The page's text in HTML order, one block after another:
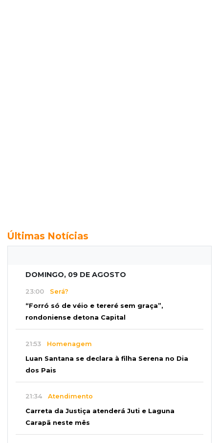
Últimas Notícias
DOMINGO, 09 DE AGOSTO
23:00 Será?
“Forró só de véio e tereré sem graça”,
rondoniense detona Capital
21:53 Homenagem
Luan Santana se declara à filha Serena no Dia
dos Pais
21:34 Atendimento
Carreta da Justiça atenderá Juti e Laguna
Carapã neste mês